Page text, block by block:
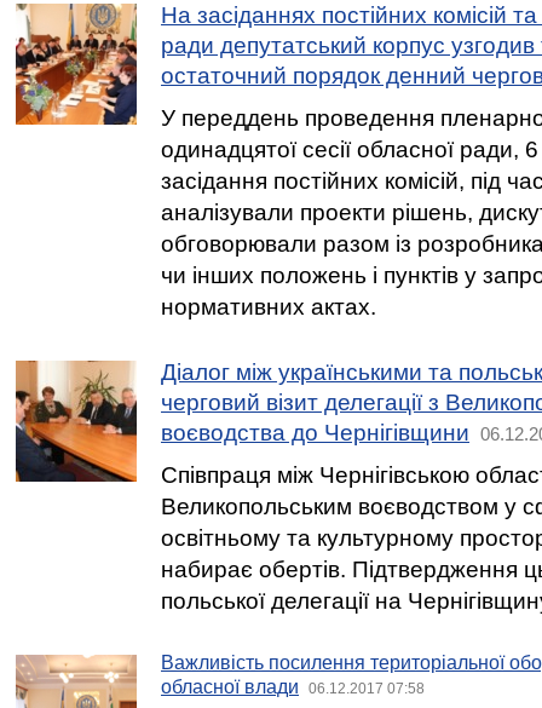
На засіданнях постійних комісій
ради депутатський корпус
остаточний порядок денний
У переддень проведення
одинадцятої сесії обласної ради,
засідання постійних комісій, під
аналізували проекти рішень,
обговорювали разом із
чи інших положень і пунктів у
нормативних актах.
Діалог між українськими та
черговий візит делегації з
воєводства до Чернігівщини
Співпраця між Чернігівською
Великопольським воєводством у
освітньому та культурному
набирає обертів. Підтвердження
польської делегації на
Важливість посилення територіальної
обласної влади
06.12.2017 07:58